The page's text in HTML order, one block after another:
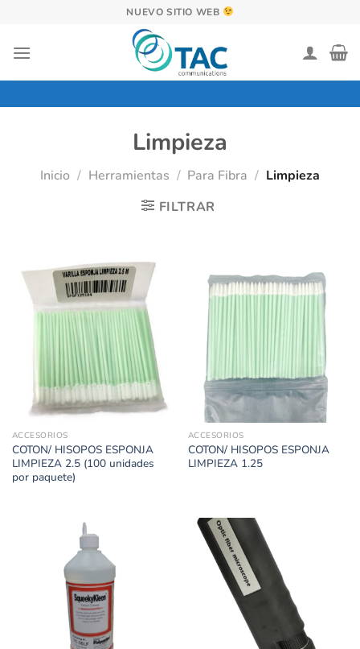
contenido
NUEVO SITIO WEB
Limpieza
Inicio / Herramientas / Para Fibra / Limpieza
FILTRAR
ACCESORIOS
COTON/ HISOPOS ESPONJA
LIMPIEZA 2.5 (100 unidades
por paquete)
ACCESORIOS
COTON/ HISOPOS ESPONJA
LIMPIEZA 1.25